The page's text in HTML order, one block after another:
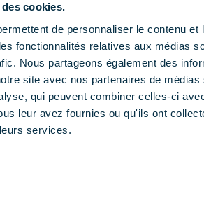
cookies.
de personnaliser le contenu et
fonctionnalités relatives aux médias
Nous partageons également des
site avec nos partenaires de médias
qui peuvent combiner celles-ci
leur avez fournies ou qu'ils ont
services.
plus